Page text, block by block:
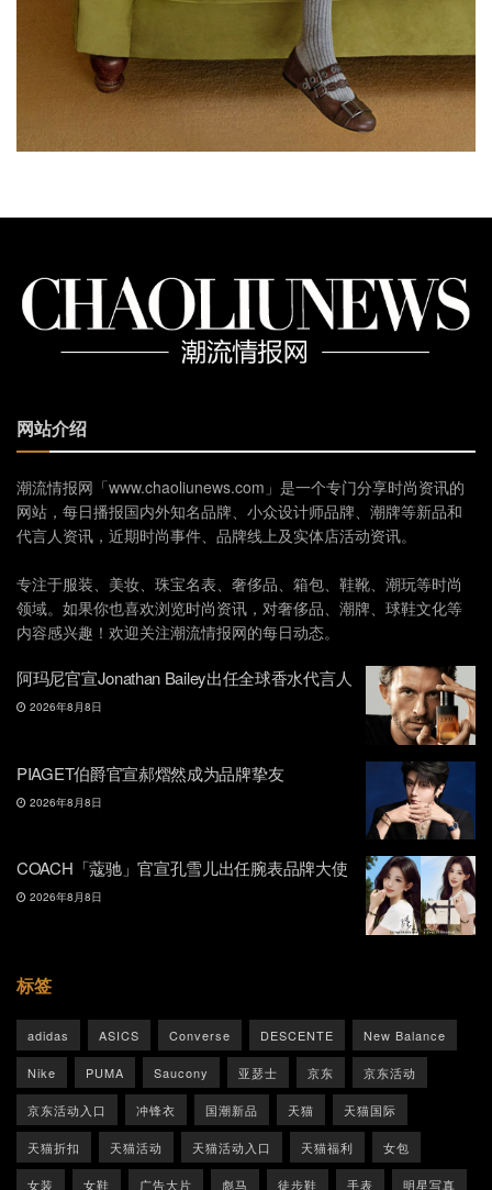
网站介绍
潮流情报网「www.chaoliunews.com」是一个专门分享时尚资讯的
网站，每日播报国内外知名品牌、小众设计师品牌、潮牌等新品和
代言人资讯，近期时尚事件、品牌线上及实体店活动资讯。
专注于服装、美妆、珠宝名表、奢侈品、箱包、鞋靴、潮玩等时尚
领域。如果你也喜欢浏览时尚资讯，对奢侈品、潮牌、球鞋文化等
内容感兴趣！欢迎关注潮流情报网的每日动态。
阿玛尼官宣Jonathan Bailey出任全球香水代言人
2026年8月8日
PIAGET伯爵官宣郝熠然成为品牌挚友
2026年8月8日
COACH「蔻驰」官宣孔雪儿出任腕表品牌大使
2026年8月8日
标签
adidas ASICS Converse DESCENTE New Balance
Nike PUMA Saucony 亚瑟士 京东 京东活动
京东活动入口 冲锋衣 国潮新品 天猫 天猫国际
天猫折扣 天猫活动 天猫活动入口 天猫福利 女包
女装 女鞋 广告大片 彪马 徒步鞋 手表 明星写真